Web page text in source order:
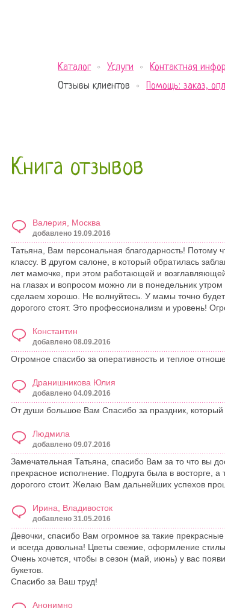
Каталог Услуги Контактная
Отзывы клиентов
Помощь: заказ,
Книга отзывов
Валерия, Москва
добавлено 19.09.2016
Татьяна, Вам персональная благодарность! Потому
классу. В другом салоне, в который обратилась
лет мамочке, при этом работающей и
на глазах и вопросом можно ли в понедельник
сделаем хорошо. Не волнуйтесь. У мамы точно
дорогого стоят. Это профессионализм и уровень!
Константин
добавлено 08.09.2016
Огромное спасибо за оперативность и теплое
Дранишникова Юлия
добавлено 04.09.2016
От души большое Вам Спасибо за праздник,
Людмила
добавлено 09.07.2016
Замечательная Татьяна, спасибо Вам за то что вы
прекрасное исполнение. Подруга была в восторге,
дорогого стоит. Желаю Вам дальнейших успехов
Ирина, Владивосток
добавлено 31.05.2016
Девочки, спасибо Вам огромное за такие
и всегда довольна! Цветы свежие, оформление
Очень хочется, чтобы в сезон (май, июнь) у вас
букетов.
Спасибо за Ваш труд!
Анонимно